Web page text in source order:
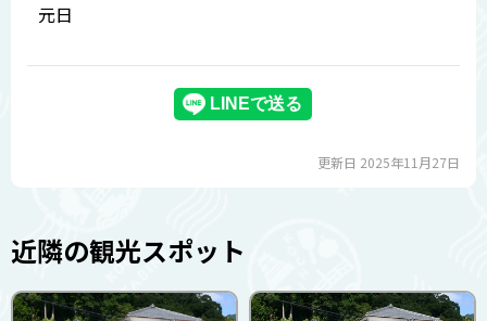
元日
更新日 2025年11月27日
近隣の観光スポット